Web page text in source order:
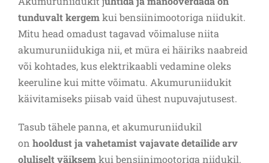
tunduvalt kergemkui bensiinimootoriga niidukit.
Mitu head omadust tagavad võimaluse niita
akumuruniidukiga nii, et müra ei häiriks naabreid
või kohtades, kus elektrikaabli vedamine oleks
keeruline kui mitte võimatu. Akumuruniidukit
käivitamiseks piisab vaid ühest nupuvajutusest.
Tasub tähele panna, et akumuruniidukil
on hooldust ja vahetamist vajavate detailide arv
oluliselt väiksemkui bensiinimootoriga niidukil.